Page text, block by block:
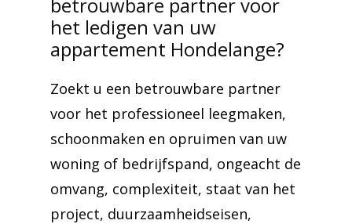
het ledigen van uw
appartement Hondelange?
Zoekt u een betrouwbare partner
voor het professioneel leegmaken,
schoonmaken en opruimen van uw
woning of bedrijfspand, ongeacht de
omvang, complexiteit, staat van het
project, duurzaamheidseisen,